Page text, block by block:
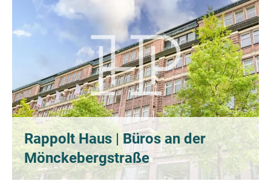
Rappolt Haus | Büros an der
Mönckebergstraße